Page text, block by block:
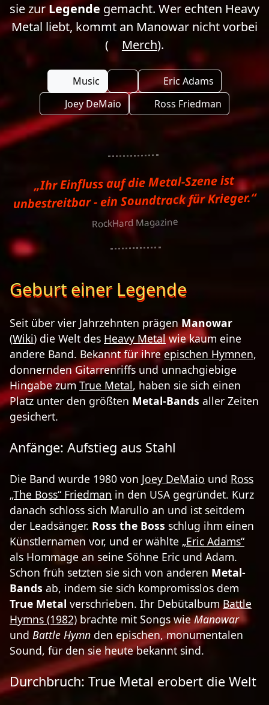
sie zurLegende gemacht. Wer echten Heavy
Metal liebt, kommt an Manowar nicht vorbei
(
Merch).
Music
Eric Adams
Joey DeMaio
Ross Friedman
„Ihr Einfluss auf die Metal-Szene ist
unbestreitbar - ein Soundtrack für Krieger.“
RockHard Magazine
Geburt einer Legende
Seit über vier Jahrzehnten prägenManowar
(Wiki) die Welt des Heavy Metalwie kaum eine
andere Band. Bekannt für ihreepischen Hymnen,
donnernden Gitarrenriffs und unnachgiebige
Hingabe zumTrue Metal, haben sie sich einen
Platz unter den größten Metal-Bands aller Zeiten
gesichert.
Anfänge: Aufstieg aus Stahl
Die Band wurde 1980 von Joey DeMaio und Ross
„The Boss“ Friedman in den USA gegründet. Kurz
danach schloss sich Marullo an und ist seitdem
der Leadsänger. Ross the Boss schlug ihm einen
Künstlernamen vor, und er wählte „Eric Adams“
als Hommage an seine Söhne Eric und Adam.
Schon früh setzten sie sich von anderen Metal-
Bands ab, indem sie sich kompromisslos dem
True Metal verschrieben. Ihr DebütalbumBattle
Hymns (1982) brachte mit Songs wieManowar
und Battle Hymn den epischen, monumentalen
Sound, für den sie heute bekannt sind.
Durchbruch: True Metal erobert die Welt